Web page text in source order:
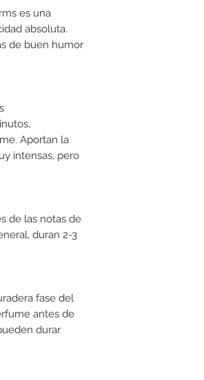
es una
absoluta.
de buen humor
Aportan la
intensas, pero
de las notas de
duran 2-3
fase del
antes de
durar